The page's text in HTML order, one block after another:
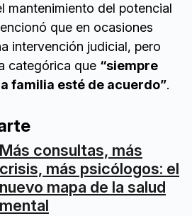
mantenimiento del potencial
que en ocasiones
intervención judicial, pero
categórica que “siempre
familia esté de acuerdo”.
Más consultas, más
crisis, más psicólogos: el
nuevo mapa de la salud
mental